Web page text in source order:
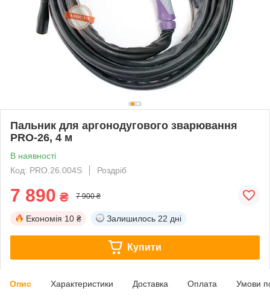
Пальник для аргонодугового зварювання
PRO-26, 4 м
В наявності
Код: PRO.26.004S
Роздріб
7 890 ₴ 7 900 ₴
Економія 10 ₴ Залишилось 22 дні
Купити
Опис Характеристики Доставка Оплата Умови